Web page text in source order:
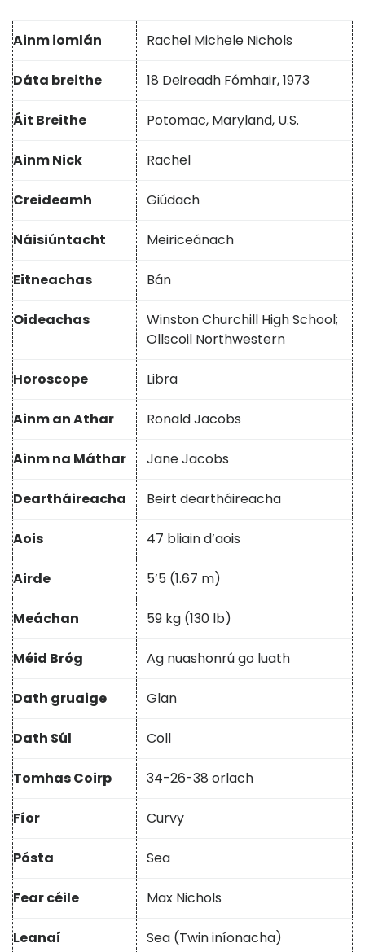
Ainm iomlán Rachel Michele Nichols
Dáta breithe 18 Deireadh Fómhair, 1973
Áit Breithe Potomac, Maryland, U.S.
Ainm Nick Rachel
Creideamh Giúdach
Náisiúntacht Meiriceánach
Eitneachas Bán
Oideachas
Winston Churchill High School;
Ollscoil Northwestern
Horoscope Libra
Ainm an Athar Ronald Jacobs
Ainm na Máthar Jane Jacobs
Deartháireacha Beirt deartháireacha
Aois 47 bliain d’aois
Airde 5’5 (1.67 m)
Meáchan 59 kg (130 lb)
Méid Bróg Ag nuashonrú go luath
Dath gruaige Glan
Dath Súl Coll
Tomhas Coirp 34-26-38 orlach
Fíor Curvy
Pósta Sea
Fear céile Max Nichols
Leanaí Sea (Twin iníonacha)